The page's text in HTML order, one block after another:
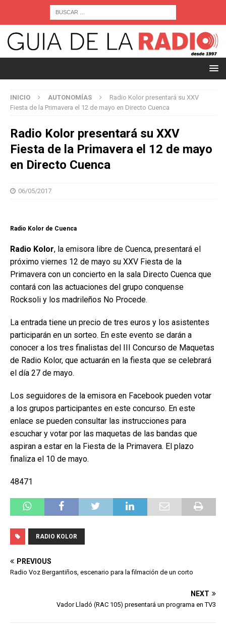
INICIO AUTONOMÍAS
Radio Kolor presentará su XXV
Fiesta de la Primavera el 12 de mayo en Directo Cuenca
Radio Kolor presentará su XXV
Fiesta de la Primavera el 12 de mayo
en Directo Cuenca
06/05/2017
Radio Kolor de Cuenca
Radio Kolor, la emisora libre de Cuenca, presentará el
próximo viernes 12 de mayo su XXV Fiesta de la
Primavera con un concierto en la sala Directo Cuenca que
contará con las actuaciones del grupo conquense
Rocksoli y los madrileños No Procede.
La entrada tiene un precio de tres euros y los asistentes
participarán en un sorteo. En este evento se darán a
conocer a los tres finalistas del III Concurso de Maquetas
de Radio Kolor, que actuarán en la fiesta que se celebrará
el día 27 de mayo.
Los seguidores de la emisora en Facebook pueden votar
a los grupos participantes en este concurso. En este
enlace se pueden consultar las instrucciones para
escuchar y votar por las maquetas de las bandas que
aspiran a estar en la Fiesta de la Primavera. El plazo
finaliza el 10 de mayo.
48471
RADIO KOLOR
PREVIOUS
Radio Voz Bergantiños, escenario para la filmación de un corto
NEXT
Vador Lladó (RAC 105) presentará un programa en TV3